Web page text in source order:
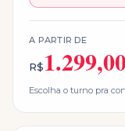
A PARTIR DE
R$
Escolha o turno pra